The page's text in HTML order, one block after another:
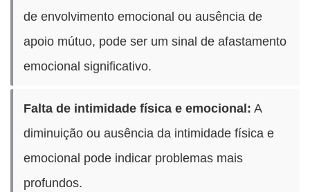
de envolvimento emocional ou ausência de
apoio mútuo, pode ser um sinal de afastamento
emocional significativo.
Falta de intimidade física e emocional: A
diminuição ou ausência da intimidade física e
emocional pode indicar problemas mais
profundos.